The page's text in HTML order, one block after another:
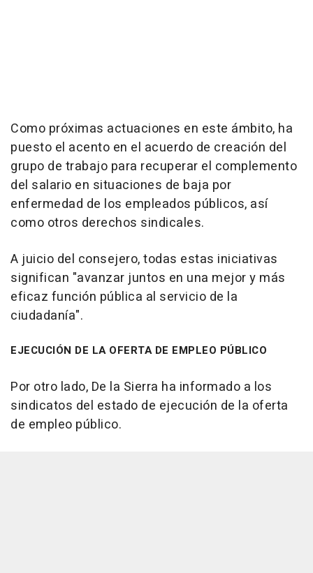
Como próximas actuaciones en este ámbito, ha
puesto el acento en el acuerdo de creación del
grupo de trabajo para recuperar el complemento
del salario en situaciones de baja por
enfermedad de los empleados públicos, así
como otros derechos sindicales.
A juicio del consejero, todas estas iniciativas
significan "avanzar juntos en una mejor y más
eficaz función pública al servicio de la
ciudadanía".
EJECUCIÓN DE LA OFERTA DE EMPLEO PÚBLICO
Por otro lado, De la Sierra ha informado a los
sindicatos del estado de ejecución de la oferta
de empleo público.